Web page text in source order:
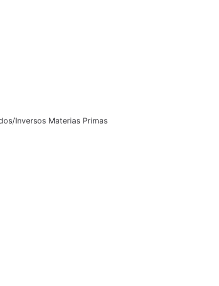
Inversos Materias Primas